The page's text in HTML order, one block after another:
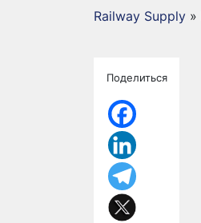
Railway Supply »
Поделиться